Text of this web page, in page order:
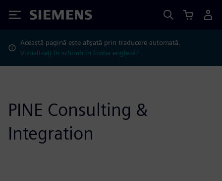
Siemens
Această pagină este afișată prin traducere automată.
Vizualizați în schimb în limba engleză?
PINE Consulting &
Integration